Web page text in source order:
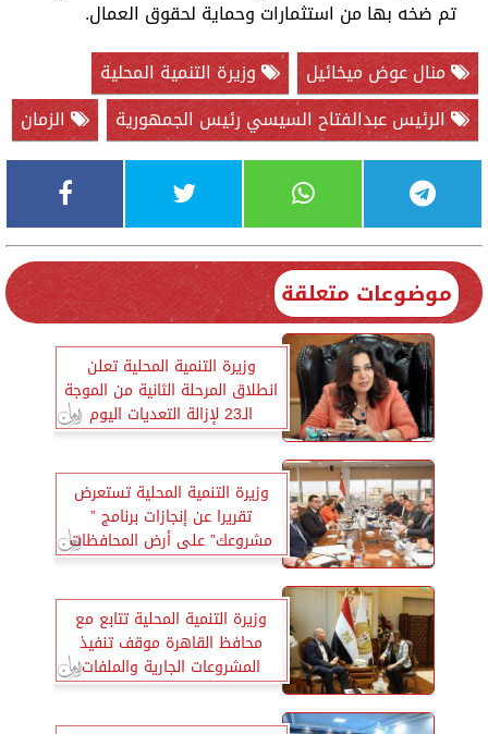
تم ضخه بها من استثمارات وحماية لحقوق العمال.
منال عوض ميخائيل
وزيرة التنمية المحلية
الرئيس عبدالفتاح السيسي رئيس الجمهورية
الزمان
موضوعات متعلقة
وزيرة التنمية المحلية تعلن
انطلاق المرحلة الثانية من الموجة
الـ23 لإزالة التعديات اليوم
وزيرة التنمية المحلية تستعرض
تقريرا عن إنجازات برنامج ”
مشروعك” على أرض المحافظات
منذ انطلاقه
وزيرة التنمية المحلية تتابع مع
محافظ القاهرة موقف تنفيذ
المشروعات الجارية والملفات
الخدمية